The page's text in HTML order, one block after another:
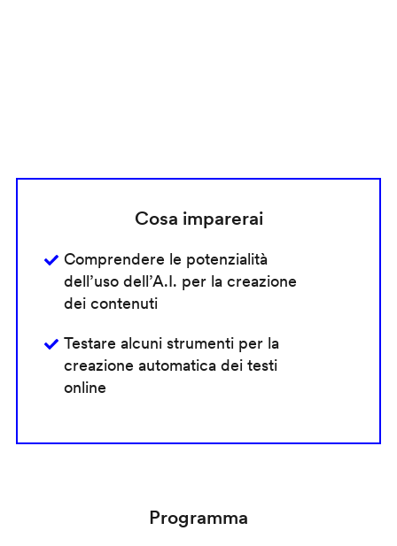
Cosa imparerai
Comprendere le potenzialità
dell’uso dell’A.I. per la creazione
dei contenuti
Testare alcuni strumenti per la
creazione automatica dei testi
online
Programma